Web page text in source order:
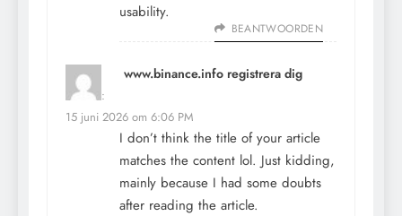
usability.
BEANTWOORDEN
www.binance.info registrera dig
schreef:
15 juni 2026 om 6:06 PM
I don’t think the title of your article
matches the content lol. Just kidding,
mainly because I had some doubts
after reading the article.